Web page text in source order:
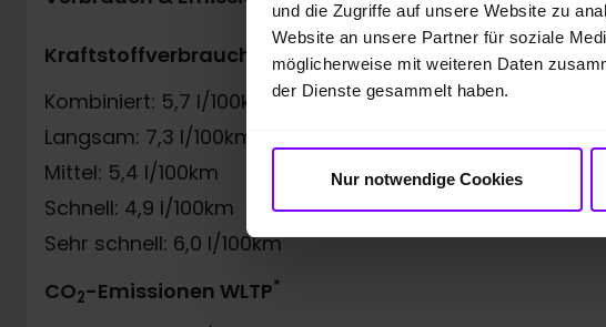
und die Zugriffe auf unsere Website zu
Website an unsere Partner für soziale
möglicherweise mit weiteren Daten
der Dienste gesammelt haben.
Nur notwendige Cookies
Kraftstoffverbrauch WLTP*
Kombiniert: 5,7 l/100km
Langsam: 7,3 l/100km
Mittel: 5,4 l/100km
Schnell: 4,9 l/100km
Sehr schnell: 6,0 l/100km
CO2-Emissionen WLTP*
Emissionsplakette
4 (Grün)
Schadstoffklasse